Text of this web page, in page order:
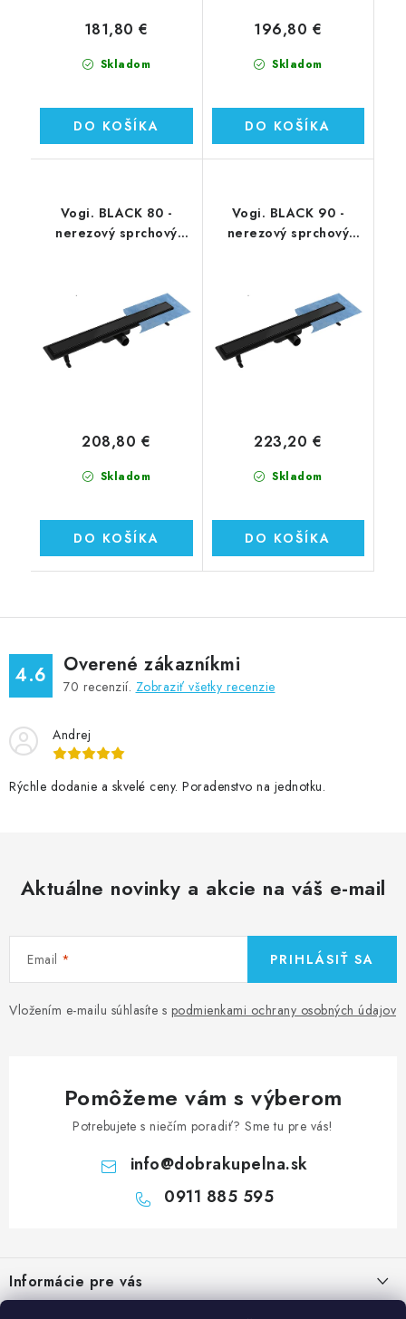
Skladom
181,80 €
DO KOŠÍKA
Skladom
196,80 €
DO KOŠÍKA
Vogi. BLACK 80 -
nerezový sprchový
Skladom
208,80 €
DO KOŠÍKA
Vogi. BLACK 90 -
nerezový sprchový
Skladom
223,20 €
DO KOŠÍKA
4.6 Overené zákazníkmi
70 recenzií. Zobraziť všetky recenzie
Andrej
Rýchle dodanie a skvelé ceny. Poradenstvo na jednotku.
Aktuálne novinky a akcie na váš e-mail
Email
Vložením e-mailu súhlasíte s podmienkami ochrany osobných údajov
PRIHLÁSIŤ SA
Pomôžeme vám s výberom
Potrebujete s niečím poradiť? Sme tu pre vás!
info@dobrakupelna.sk
0911 885 595
pInformácie pre vás